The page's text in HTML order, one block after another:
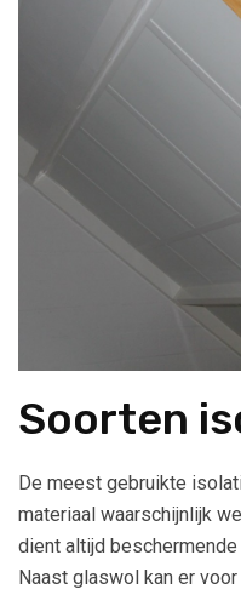
Soorten
De meest gebruikte
materiaal waarschijnlijk
dient altijd
Naast glaswol kan er